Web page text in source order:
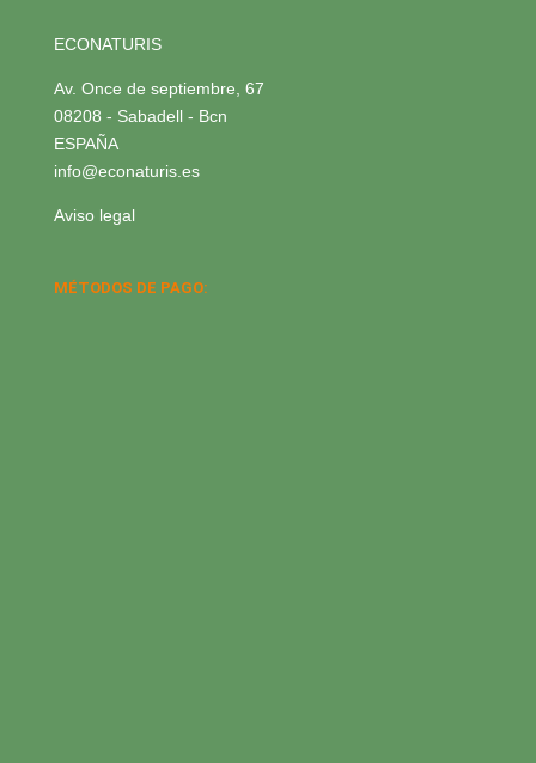
ECONATURIS
Av. Once de septiembre, 67
08208 - Sabadell - Bcn
ESPAÑA
info@econaturis.es
Aviso legal
MÉTODOS DE PAGO: